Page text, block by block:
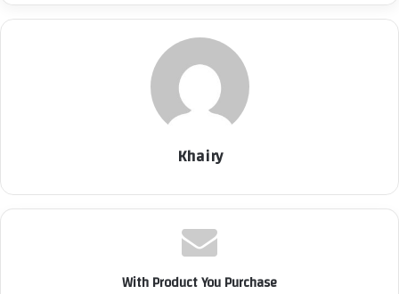
Khairy
With Product You Purchase